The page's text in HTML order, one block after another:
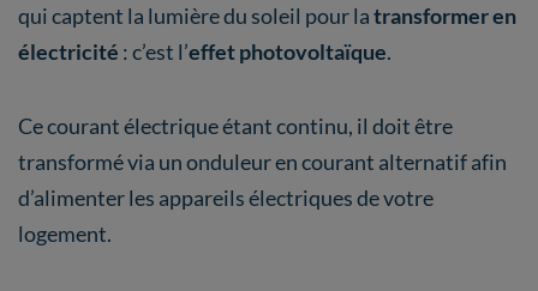
qui captent la lumière du soleil pour latransformer en
électricité : c’est l’effet photovoltaïque.
Ce courant électrique étant continu, il doit être
transformé via un onduleur en courant alternatif afin
d’alimenter les appareils électriques de votre
logement.